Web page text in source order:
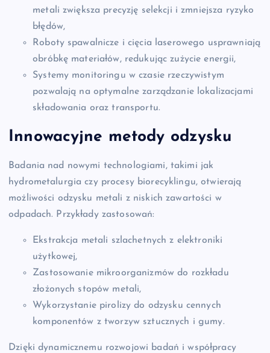
metali zwiększa precyzję selekcji i zmniejsza ryzyko
błędów,
Roboty spawalnicze i cięcia laserowego usprawniają
obróbkę materiałów, redukując zużycie energii,
Systemy monitoringu w czasie rzeczywistym
pozwalają na optymalne zarządzanie lokalizacjami
składowania oraz transportu.
Innowacyjne metody odzysku
Badania nad nowymi technologiami, takimi jak
hydrometalurgia czy procesy biorecyklingu, otwierają
możliwości odzysku metali z niskich zawartości w
odpadach. Przykłady zastosowań:
Ekstrakcja metali szlachetnych z elektroniki
użytkowej,
Zastosowanie mikroorganizmów do rozkładu
złożonych stopów metali,
Wykorzystanie pirolizy do odzysku cennych
komponentów z tworzyw sztucznych i gumy.
Dzięki dynamicznemu rozwojowi badań i współpracy